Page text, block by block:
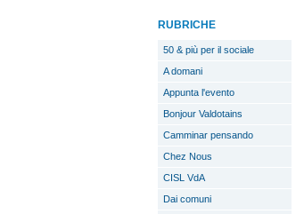
RUBRICHE
50 & più per il sociale
A domani
Appunta l'evento
Bonjour Valdotains
Camminar pensando
Chez Nous
CISL VdA
Dai comuni